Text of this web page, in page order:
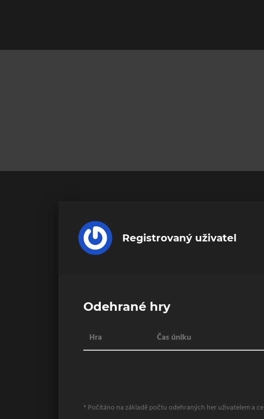
Registrovaný uživatel
Odehrané hry
Hra Čas úniku
* Počítáno na základě počtu odehraných her uživatelem a